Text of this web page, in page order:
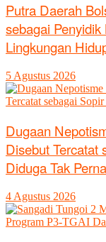
Putra Daerah
sebagai
Lingkungan
5 Agustus 2026
Dugaan
Disebut Tercatat
Diduga Tak
4 Agustus 2026